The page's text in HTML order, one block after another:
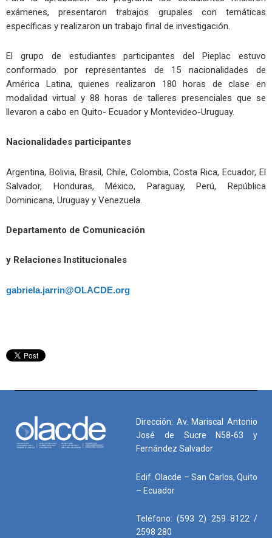
exámenes, presentaron trabajos grupales con temáticas
específicas y realizaron un trabajo final de investigación.
El grupo de estudiantes participantes del Pieplac estuvo
conformado por representantes de 15 nacionalidades de
América Latina, quienes realizaron 180 horas de clase en
modalidad virtual y 88 horas de talleres presenciales que se
llevaron a cabo en Quito- Ecuador y Montevideo-Uruguay.
Nacionalidades participantes
Argentina, Bolivia, Brasil, Chile, Colombia, Costa Rica, Ecuador, El
Salvador, Honduras, México, Paraguay, Perú, República
Dominicana, Uruguay y Venezuela.
Departamento de Comunicación
y Relaciones Institucionales
gabriela.jarrin@OLACDE.org
Dirección: Av. Mariscal Antonio
José de Sucre N58-63 y
Fernández Salvador
Edif. Olacde – San Carlos, Quito
– Ecuador
Teléfono: (593 2) 259 8122 /
2598 280